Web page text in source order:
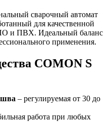
сварочный автомат
для качественной
и ПВХ. Идеальный баланс
применения.
COMON S
– регулируемая от 30 до
работа при любых